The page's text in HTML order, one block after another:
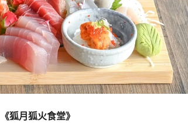
《狐月狐火食堂》